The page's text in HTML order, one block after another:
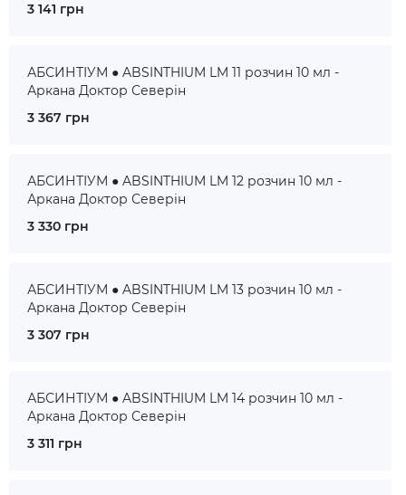
3 141 грн
АБСИНТІУМ ● ABSINTHIUM LM 11 розчин 10 мл -
Аркана Доктор Северін
3 367 грн
АБСИНТІУМ ● ABSINTHIUM LM 12 розчин 10 мл -
Аркана Доктор Северін
3 330 грн
АБСИНТІУМ ● ABSINTHIUM LM 13 розчин 10 мл -
Аркана Доктор Северін
3 307 грн
АБСИНТІУМ ● ABSINTHIUM LM 14 розчин 10 мл -
Аркана Доктор Северін
3 311 грн